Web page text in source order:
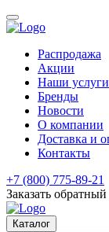
Распродажа
Акции
Наши услуги
Бренды
Новости
О компании
Доставка и
Контакты
+7 (800) 775-89-21
Заказать
Каталог